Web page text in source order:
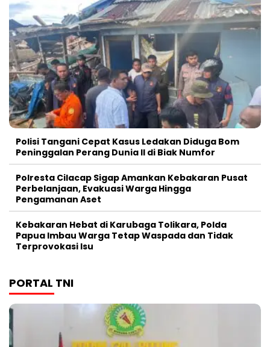
Polisi Tangani Cepat Kasus Ledakan Diduga Bom
Peninggalan Perang Dunia II di Biak Numfor
Polresta Cilacap Sigap Amankan Kebakaran Pusat
Perbelanjaan, Evakuasi Warga Hingga
Pengamanan Aset
Kebakaran Hebat di Karubaga Tolikara, Polda
Papua Imbau Warga Tetap Waspada dan Tidak
Terprovokasi Isu
PORTAL TNI